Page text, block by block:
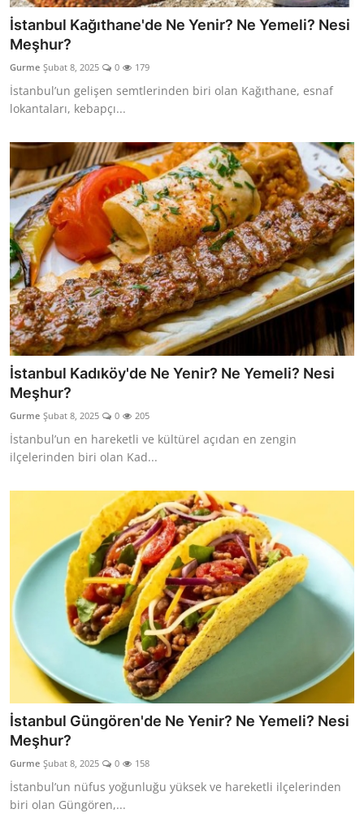
İstanbul Kağıthane'de Ne Yenir? Ne Yemeli? Nesi
Meşhur?
Gurme Şubat 8, 2025 0 179
İstanbul’un gelişen semtlerinden biri olan Kağıthane, esnaf
lokantaları, kebapçı...
İstanbul Kadıköy'de Ne Yenir? Ne Yemeli? Nesi
Meşhur?
Gurme Şubat 8, 2025 0 205
İstanbul’un en hareketli ve kültürel açıdan en zengin
ilçelerinden biri olan Kad...
İstanbul Güngören'de Ne Yenir? Ne Yemeli? Nesi
Meşhur?
Gurme Şubat 8, 2025 0 158
İstanbul’un nüfus yoğunluğu yüksek ve hareketli ilçelerinden
biri olan Güngören,...